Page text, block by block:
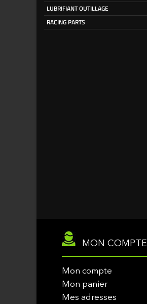
LUBRIFIANT OUTILLAGE
RACING PARTS
MON COMPTE
Mon compte
Mon panier
Mes adresses